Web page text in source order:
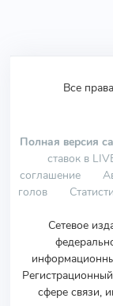
Все
Полная версия
ставок в
соглашение
голов
Сетевое
сфере связи,